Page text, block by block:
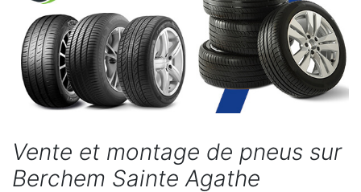
Vente et montage de pneus sur
Berchem Sainte Agathe